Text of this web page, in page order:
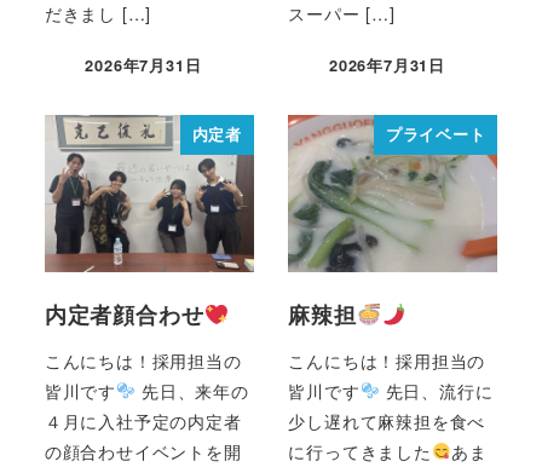
だきまし […]
2026年7月31日
スーパー […]
2026年7月31日
内定者
内定者顔合わせ
こんにちは！採用担当の
皆川です
先日、来年の
４月に入社予定の内定者
の顔合わせイベントを開
プライベート
麻辣担
こんにちは！採用担当の
皆川です
先日、流行に
少し遅れて麻辣担を食べ
に行ってきました
あま